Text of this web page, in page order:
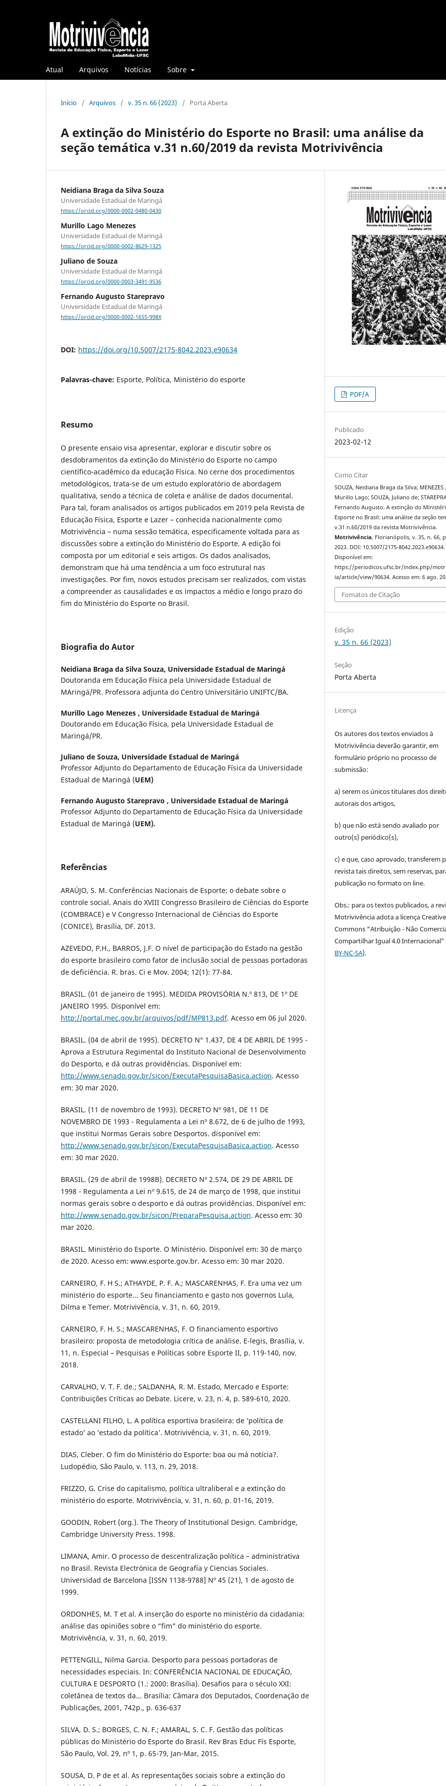
Atual Arquivos Notícias Sobre
Início / Arquivos / v. 35 n. 66 (2023) / Porta Aberta
A extinção do Ministério do Esporte no Brasil: uma análise da
seção temática v.31 n.60/2019 da revista Motrivivência
Neidiana Braga da Silva Souza
Universidade Estadual de Maringá
https://orcid.org/0000-0002-0480-0430
Murillo Lago Menezes
Universidade Estadual de Maringá
https://orcid.org/0000-0002-8629-1325
Juliano de Souza
Universidade Estadual de Maringá
https://orcid.org/0000-0003-3491-9536
Fernando Augusto Starepravo
Universidade Estadual de Maringá
https://orcid.org/0000-0002-1655-998X
DOI: https://doi.org/10.5007/2175-8042.2023.e90634
Palavras-chave: Esporte, Política, Ministério do esporte
Resumo
O presente ensaio visa apresentar, explorar e discutir sobre os
desdobramentos da extinção do Ministério do Esporte no campo
científico-acadêmico da educação Física. No cerne dos procedimentos
metodológicos, trata-se de um estudo exploratório de abordagem
qualitativa, sendo a técnica de coleta e análise de dados documental.
Para tal, foram analisados os artigos publicados em 2019 pela Revista de
Educação Física, Esporte e Lazer – conhecida nacionalmente como
Motrivivência – numa sessão temática, especificamente voltada para as
discussões sobre a extinção do Ministério do Esporte. A edição foi
composta por um editorial e seis artigos. Os dados analisados,
demonstram que há uma tendência a um foco estrutural nas
investigações. Por fim, novos estudos precisam ser realizados, com vistas
a compreender as causalidades e os impactos a médio e longo prazo do
fim do Ministério do Esporte no Brasil.
Biografia do Autor
Neidiana Braga da Silva Souza, Universidade Estadual de Maringá
Doutoranda em Educação Física pela Universidade Estadual de
MAringá/PR. Professora adjunta do Centro Universitário UNIFTC/BA.
Murillo Lago Menezes , Universidade Estadual de Maringá
Doutorando em Educação Física, pela Universidade Estadual de
Maringá/PR.
Juliano de Souza, Universidade Estadual de Maringá
Professor Adjunto do Departamento de Educação Física da Universidade
Estadual de Maringá (UEM)
Fernando Augusto Starepravo , Universidade Estadual de Maringá
Professor Adjunto do Departamento de Educação Física da Universidade
Estadual de Maringá (UEM).
Referências
ARAÚJO, S. M. Conferências Nacionais de Esporte: o debate sobre o
controle social. Anais do XVIII Congresso Brasileiro de Ciências do Esporte
(COMBRACE) e V Congresso Internacional de Ciências do Esporte
(CONICE), Brasília, DF. 2013.
AZEVEDO, P.H., BARROS, J.F. O nível de participação do Estado na gestão
do esporte brasileiro como fator de inclusão social de pessoas portadoras
de deficiência. R. bras. Ci e Mov. 2004; 12(1): 77-84.
BRASIL. (01 de janeiro de 1995). MEDIDA PROVISÓRIA N.º 813, DE 1º DE
JANEIRO 1995. Disponível em:
http://portal.mec.gov.br/arquivos/pdf/MP813.pdf. Acesso em 06 jul 2020.
BRASIL. (04 de abril de 1995). DECRETO N° 1.437, DE 4 DE ABRIL DE 1995 -
Aprova a Estrutura Regimental do Instituto Nacional de Desenvolvimento
do Desporto, e dá outras providências. Disponível em:
http://www.senado.gov.br/sicon/ExecutaPesquisaBasica.action. Acesso
em: 30 mar 2020.
BRASIL. (11 de novembro de 1993). DECRETO Nº 981, DE 11 DE
NOVEMBRO DE 1993 - Regulamenta a Lei nº 8.672, de 6 de julho de 1993,
que institui Normas Gerais sobre Desportos. disponível em:
http://www.senado.gov.br/sicon/ExecutaPesquisaBasica.action. Acesso
em: 30 mar 2020.
BRASIL. (29 de abril de 1998B). DECRETO Nº 2.574, DE 29 DE ABRIL DE
1998 - Regulamenta a Lei nº 9.615, de 24 de março de 1998, que institui
normas gerais sobre o desporto e dá outras providências. Disponível em:
http://www.senado.gov.br/sicon/PreparaPesquisa.action. Acesso em: 30
mar 2020.
BRASIL. Ministério do Esporte. O Ministério. Disponível em: 30 de março
de 2020. Acesso em: www.esporte.gov.br. Acesso em: 30 mar 2020.
CARNEIRO, F. H S.; ATHAYDE, P. F. A.; MASCARENHAS, F. Era uma vez um
ministério do esporte... Seu financiamento e gasto nos governos Lula,
Dilma e Temer. Motrivivência, v. 31, n. 60, 2019.
CARNEIRO, F. H. S.; MASCARENHAS, F. O financiamento esportivo
brasileiro: proposta de metodologia crítica de análise. E-legis, Brasília, v.
11, n. Especial – Pesquisas e Políticas sobre Esporte II, p. 119-140, nov.
2018.
CARVALHO, V. T. F. de.; SALDANHA, R. M. Estado, Mercado e Esporte:
Contribuições Críticas ao Debate. Licere, v. 23, n. 4, p. 589-610, 2020.
CASTELLANI FILHO, L. A política esportiva brasileira: de ‘política de
estado’ ao ‘estado da política’. Motrivivência, v. 31, n. 60, 2019.
DIAS, Cleber. O fim do Ministério do Esporte: boa ou má notícia?.
Ludopédio, São Paulo, v. 113, n. 29, 2018.
FRIZZO, G. Crise do capitalismo, política ultraliberal e a extinção do
ministério do esporte. Motrivivência, v. 31, n. 60, p. 01-16, 2019.
GOODIN, Robert (org.). The Theory of Institutional Design. Cambridge,
Cambridge University Press. 1998.
LIMANA, Amir. O processo de descentralização política – administrativa
no Brasil. Revista Electrónica de Geografía y Ciencias Sociales.
Universidad de Barcelona [ISSN 1138-9788] Nº 45 (21), 1 de agosto de
1999.
ORDONHES, M. T et al. A inserção do esporte no ministério da cidadania:
análise das opiniões sobre o “fim” do ministério do esporte.
Motrivivência, v. 31, n. 60, 2019.
PETTENGILL, Nilma Garcia. Desporto para pessoas portadoras de
necessidades especiais. In: CONFERÊNCIA NACIONAL DE EDUCAÇÃO,
CULTURA E DESPORTO (1.: 2000: Brasília). Desafios para o século XXI:
coletânea de textos da... Brasília: Câmara dos Deputados, Coordenação de
Publicações, 2001, 742p., p. 636-637
SILVA, D. S.; BORGES, C. N. F.; AMARAL, S. C. F. Gestão das políticas
públicas do Ministério do Esporte do Brasil. Rev Bras Educ Fís Esporte,
São Paulo, Vol. 29, nº 1, p. 65-79, Jan-Mar, 2015.
SOUSA, D. P de et al. As representações sociais sobre a extinção do
PDF/A
Publicado
2023-02-12
Como Citar
SOUZA, Neidiana Braga da Silva; MENEZES ,
Murillo Lago; SOUZA, Juliano de;
Fernando Augusto. A extinção do
Esporte no Brasil: uma análise da seção
v.31 n.60/2019 da revista Motrivivência.
Motrivivência, Florianópolis, v. 35, n. 66,
2023. DOI: 10.5007/2175-8042.2023.e90634.
Disponível em:
https://periodicos.ufsc.br/index.php/
ia/article/view/90634. Acesso em: 6 ago.
Fomatos de Citação
Edição
v. 35 n. 66 (2023)
Seção
Porta Aberta
Licença
Os autores dos textos enviados à
Motrivivência deverão garantir, em
formulário próprio no processo de
submissão:
a) serem os únicos titulares dos
autorais dos artigos,
b) que não está sendo avaliado por
outro(s) periódico(s),
c) e que, caso aprovado, transferem
revista tais direitos, sem reservas,
publicação no formato on line.
Obs.: para os textos publicados, a
Motrivivência adota a licença Creative
Commons “Atribuição - Não
Compartilhar Igual 4.0 Internacional”
BY-NC-SA).